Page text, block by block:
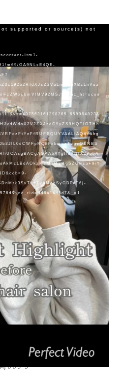
supported or source(s) not
scontent-itm1-
m69/GA9NLxE4QE-
インカラーをしています
ーチしています。
もさせて頂いています。
客様
665-5